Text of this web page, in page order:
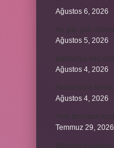
Ağustos 6, 2026
Ağustos 5, 2026
Ağustos 4, 2026
Ağustos 4, 2026
Temmuz 29, 2026